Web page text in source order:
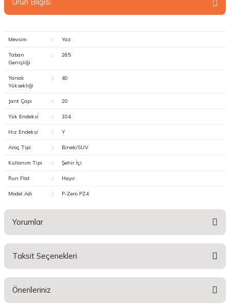
Mevsim : Yaz
Taban
Genişliği
: 265
Yanak
Yüksekliği
: 40
Jant Çapı : 20
Yük Endeksi : 104
Hız Endeksi : Y
Araç Tipi : Binek/SUV
Kullanım Tipi : Şehir İçi
Run Flat : Hayır
Model Adı : P-Zero PZ4
Yorumlar
Taksit Seçenekleri
Önerileriniz